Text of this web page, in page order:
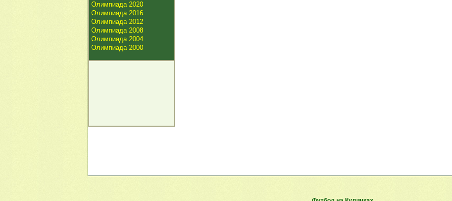
Олимпиада 2020
Олимпиада 2016
Олимпиада 2012
Олимпиада 2008
Олимпиада 2004
Олимпиада 2000